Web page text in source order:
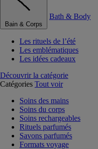
Bain & Corps
Bath & Body
Les rituels de l’été
Les emblématiques
Les idées cadeaux
Découvrir la catégorie
Catégories Tout voir
Soins des mains
Soins du corps
Soins rechargeables
Rituels parfumés
Savons parfumés
Formats voyage